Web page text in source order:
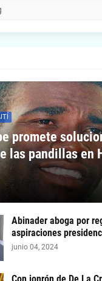
promete
las pandillas en
Abinader aboga por
aspiraciones
junio 04, 2024